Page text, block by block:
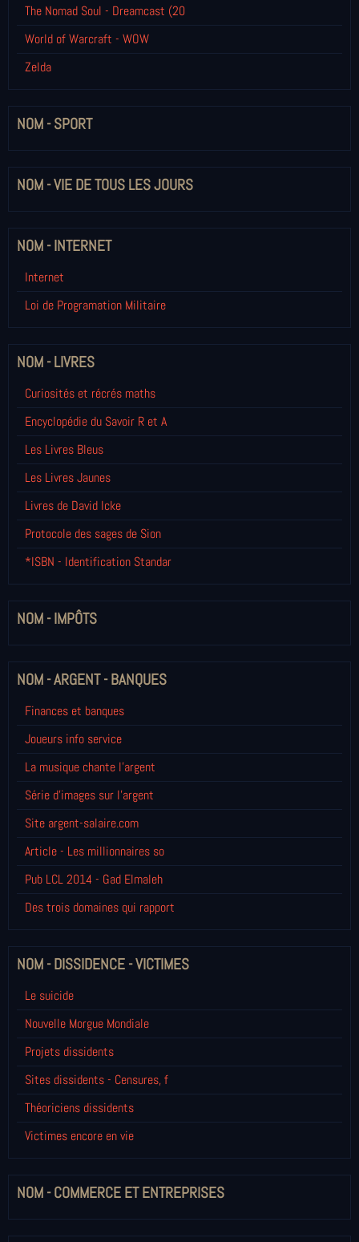
The Nomad Soul - Dreamcast (20
World of Warcraft - WOW
Zelda
NOM - SPORT
NOM - VIE DE TOUS LES JOURS
NOM - INTERNET
Internet
Loi de Programation Militaire
NOM - LIVRES
Curiosités et récrés maths
Encyclopédie du Savoir R et A
Les Livres Bleus
Les Livres Jaunes
Livres de David Icke
Protocole des sages de Sion
*ISBN - Identification Standar
NOM - IMPÔTS
NOM - ARGENT - BANQUES
Finances et banques
Joueurs info service
La musique chante l'argent
Série d'images sur l'argent
Site argent-salaire.com
Article - Les millionnaires so
Pub LCL 2014 - Gad Elmaleh
Des trois domaines qui rapport
NOM - DISSIDENCE - VICTIMES
Le suicide
Nouvelle Morgue Mondiale
Projets dissidents
Sites dissidents - Censures, f
Théoriciens dissidents
Victimes encore en vie
NOM - COMMERCE ET ENTREPRISES